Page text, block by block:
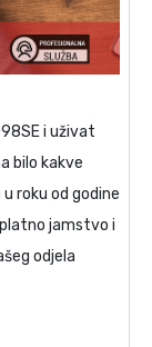
i uživat
bilo kakve
roku od godine
jamstvo i
odjela